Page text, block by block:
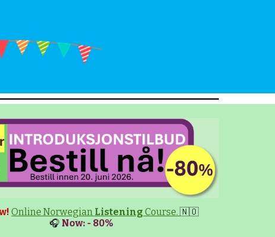
Online Norwegian Listening Course.🇳🇴
🎧 Now: - 80%